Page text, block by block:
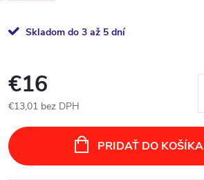
Skladom do 3 až 5 dní
€16
€13,01 bez DPH
cena:
PRIDAŤ DO KOŠÍKA